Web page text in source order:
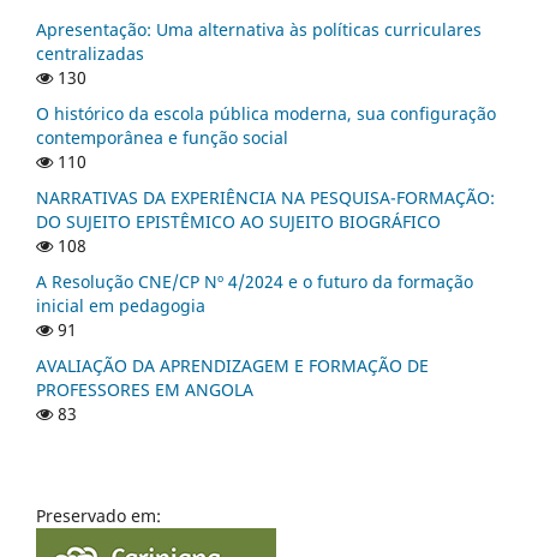
Apresentação: Uma alternativa às políticas curriculares
centralizadas
130
O histórico da escola pública moderna, sua configuração
contemporânea e função social
110
NARRATIVAS DA EXPERIÊNCIA NA PESQUISA-FORMAÇÃO:
DO SUJEITO EPISTÊMICO AO SUJEITO BIOGRÁFICO
108
A Resolução CNE/CP Nº 4/2024 e o futuro da formação
inicial em pedagogia
91
AVALIAÇÃO DA APRENDIZAGEM E FORMAÇÃO DE
PROFESSORES EM ANGOLA
83
Preservado em: